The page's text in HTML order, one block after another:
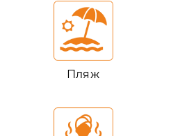
Пляж